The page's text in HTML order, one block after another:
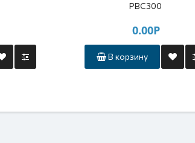
PBC300
0.00Р
В корзину